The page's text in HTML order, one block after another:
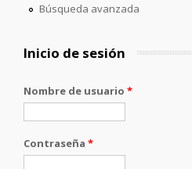
Búsqueda avanzada
Inicio de sesión
Nombre de usuario *
Contraseña *